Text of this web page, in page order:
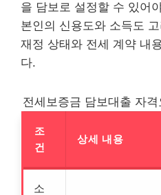
을 담보로 설정할 수 있어
본인의 신용도와 소득도
재정 상태와 전세 계약 내
다.
전세보증금 담보대출 자
조
건
상세 내용
소